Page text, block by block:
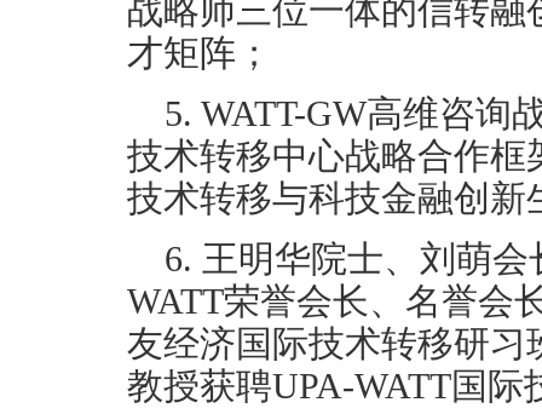
战略师三位一体的信转
才矩阵；
5. WATT-GW高维咨询
技术转移中心战略合作
技术转移与科技金融创新
6. 王明华院士、刘萌
WATT荣誉会长、名誉会
友经济国际技术转移研习
教授获聘UPA-WATT国